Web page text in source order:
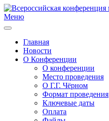
Меню
Главная
Новости
О Конференции
О конференции
Место проведения
О Г.Г. Чёрном
Формат проведения
Ключевые даты
Оплата